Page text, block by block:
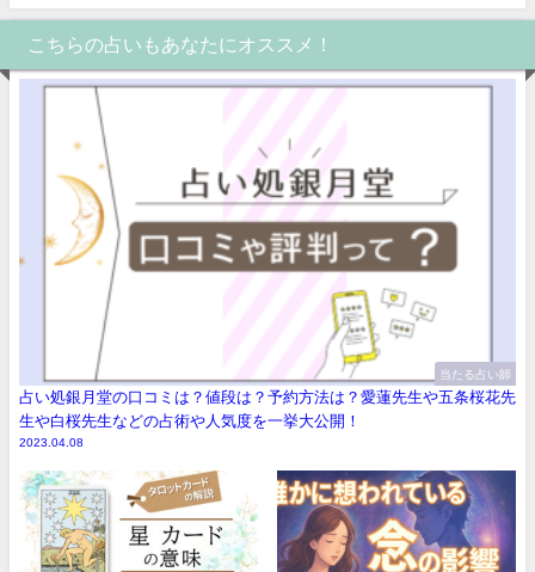
こちらの占いもあなたにオススメ！
当たる占い師
占い処銀月堂の口コミは？値段は？予約方法は？愛蓮先生や五条桜花先
生や白桜先生などの占術や人気度を一挙大公開！
2023.04.08